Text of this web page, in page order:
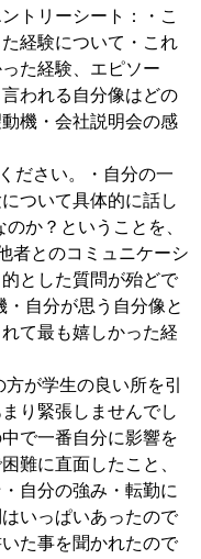
トリーシート：・こ
経験について・これ
た経験、エピソー
われる自分像はどの
機・会社説明会の感
ださい。・自分の一
ついて具体的に話し
か？ということを、
者とのコミュニケーシ
とした質問が殆どで
・自分が思う自分像と
て最も嬉しかった経
が学生の良い所を引
り緊張しませんでし
で一番自分に影響を
難に直面したこと、
自分の強み・転勤に
いっぱいあったので
た事を聞かれたので